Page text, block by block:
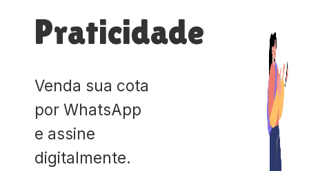
Praticidade
Venda sua cota
por WhatsApp
e assine
digitalmente.